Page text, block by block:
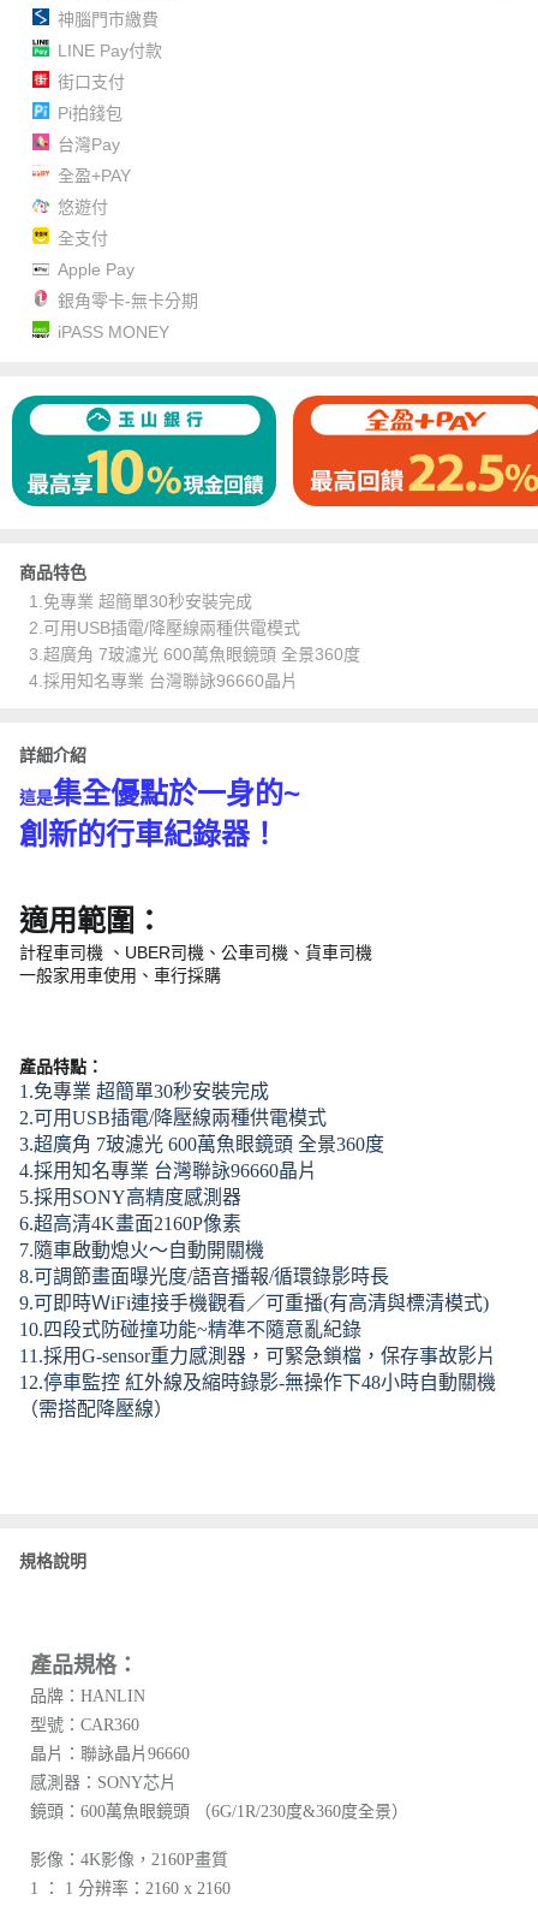
神腦門市繳費
LINE Pay付款
街口支付
Pi拍錢包
台灣Pay
全盈+PAY
悠遊付
全支付
Apple Pay
銀角零卡-無卡分期
iPASS MONEY
商品特色
1.免專業 超簡單30秒安裝完成
2.可用USB插電/降壓線兩種供電模式
3.超廣角 7玻濾光 600萬魚眼鏡頭 全景360度
4.採用知名專業 台灣聯詠96660晶片
詳細介紹
這是集全優點於一身的~
創新的行車紀錄器！
適用範圍：
計程車司機 、UBER司機、公車司機、貨車司機
一般家用車使用、車行採購
產品特點：
1.免專業 超簡單30秒安裝完成
2.可用USB插電/降壓線兩種供電模式
3.超廣角 7玻濾光 600萬魚眼鏡頭 全景360度
4.採用知名專業 台灣聯詠96660晶片
5.採用SONY高精度感測器
6.超高清4K畫面2160P像素
7.隨車啟動熄火～自動開關機
8.可調節畫面曝光度/語音播報/循環錄影時長
9.可即時ＷiFi連接手機觀看／可重播(有高清與標清模式)
10.四段式防碰撞功能~精準不隨意亂紀錄
11.採用G-sensor重力感測器，可緊急鎖檔，保存事故影片
12.停車監控 紅外線及縮時錄影-無操作下48小時自動關機
（需搭配降壓線）
規格說明
產品規格：
品牌：HANLIN
型號：CAR360
晶片：聯詠晶片96660
感測器：SONY芯片
鏡頭：600萬魚眼鏡頭 （6G/1R/230度&360度全景）
影像：4K影像，2160P畫質
1 ： 1 分辨率：2160 x 2160